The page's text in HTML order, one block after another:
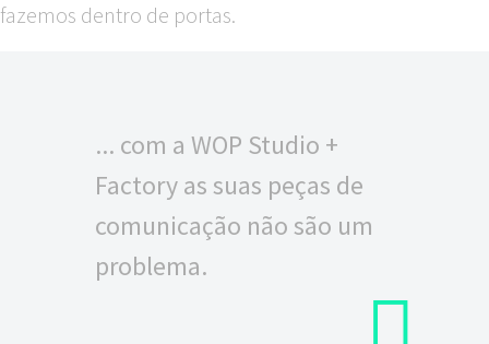
fazemos dentro de portas.
... com a WOP Studio +
Factory as suas peças de
comunicação não são um
problema.